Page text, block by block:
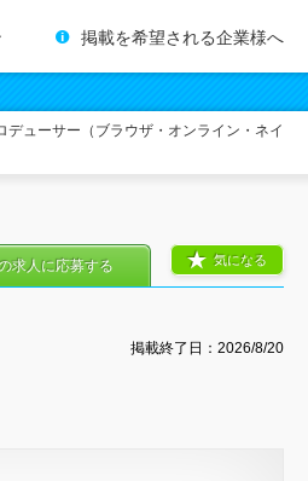
掲載を希望される企業様へ
ューサー（ブラウザ・オンライン・ネイ
掲載終了日： 2026/8/20
気になる
求人に応募する